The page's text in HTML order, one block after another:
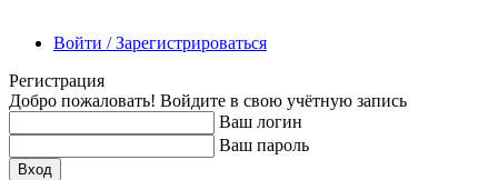
Войти / Зарегистрироваться
Регистрация
Добро пожаловать! Войдите в свою учётную запись
Ваш логин
Ваш пароль